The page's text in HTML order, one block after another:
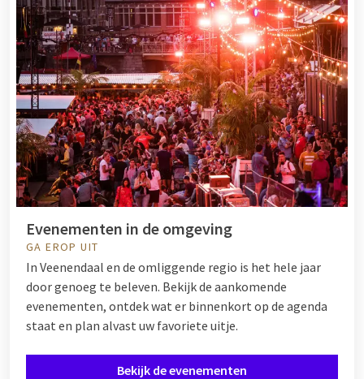
Evenementen in de omgeving
GA EROP UIT
In Veenendaal en de omliggende regio is het hele jaar
door genoeg te beleven. Bekijk de aankomende
evenementen, ontdek wat er binnenkort op de agenda
staat en plan alvast uw favoriete uitje.
Bekijk de evenementen